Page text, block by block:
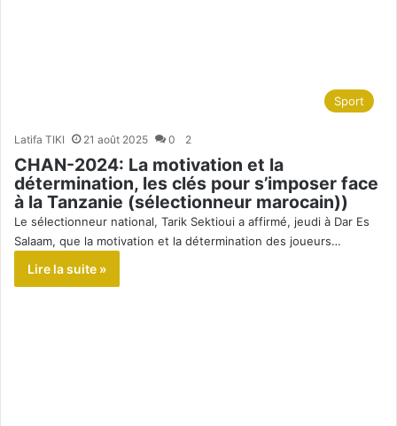
Sport
Latifa TIKI 21 août 2025 0 2
CHAN-2024: La motivation et la
détermination, les clés pour s’imposer face
à la Tanzanie (sélectionneur marocain))
Le sélectionneur national, Tarik Sektioui a affirmé, jeudi à Dar Es
Salaam, que la motivation et la détermination des joueurs…
Lire la suite »